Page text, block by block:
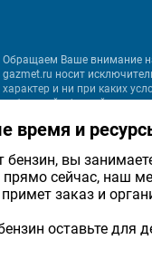
Обращаем Ваше внимание
gazmet.ru носит
характер и ни при каких
публичной офертой,
Федерации.
время и
бензин, вы
прямо сейчас, наш
заказ и
оставьте для